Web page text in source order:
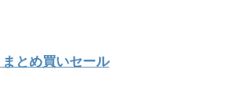
とめ買いセール